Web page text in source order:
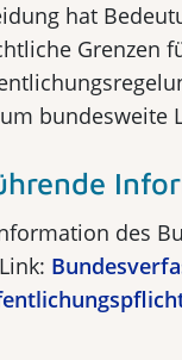
hat
Grenzen
bundesweite
des